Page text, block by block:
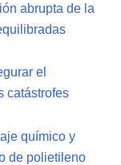
abrupta de la
el
catástrofes
químico y
de polietileno